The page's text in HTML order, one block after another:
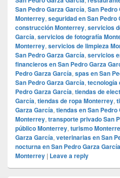
San Pedro Garza García, San Pedro
Monterrey, seguridad en San Pedro
construcción Monterrey, servicios
García, servicios de fotografía
Monterrey, servicios de limpieza
San Pedro Garza García, servicios
financieros en San Pedro Garza
Pedro Garza García, spas en San
San Pedro Garza García, tecnología
Pedro Garza García, tiendas de
García, tiendas de ropa Monterrey,
Garza García, tiendas en San Pedro
Monterrey, transporte privado San
público Monterrey, turismo
Garza García, veterinarias en San
nocturna en San Pedro Garza García
Monterrey | Leave a reply